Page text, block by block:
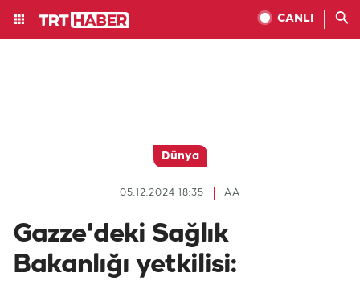
CANLI
Dünya
AA
05.12.2024 18:35
Gazze'deki Sağlık
Bakanlığı yetkilisi: